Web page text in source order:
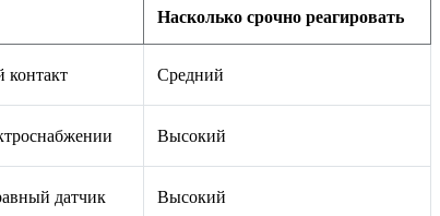
Насколько срочно реагировать
контакт Средний
Высокий
датчик Высокий